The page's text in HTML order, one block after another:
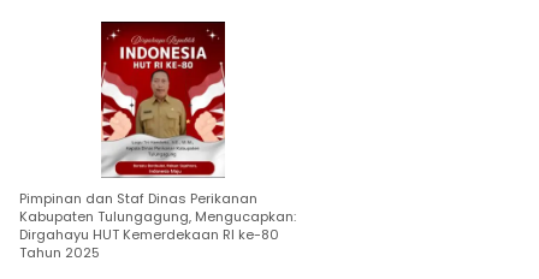
Pimpinan dan Staf Dinas Perikanan
Kabupaten Tulungagung, Mengucapkan:
Dirgahayu HUT Kemerdekaan RI ke-80
Tahun 2025